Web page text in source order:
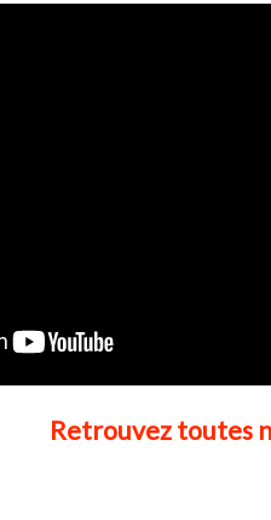
Retrouvez toutes